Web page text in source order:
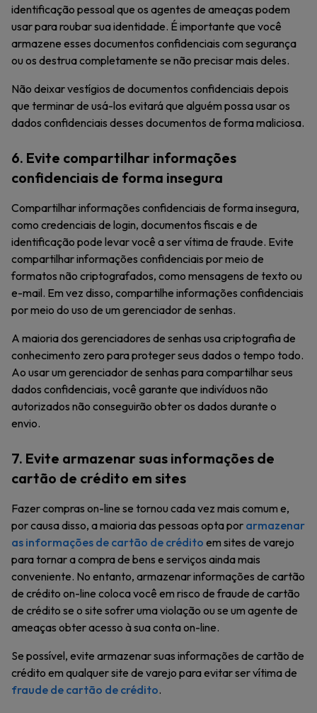
identificação pessoal que os agentes de ameaças podem
usar para roubar sua identidade. É importante que você
armazene esses documentos confidenciais com segurança
ou os destrua completamente se não precisar mais deles.
Não deixar vestígios de documentos confidenciais depois
que terminar de usá-los evitará que alguém possa usar os
dados confidenciais desses documentos de forma maliciosa.
6. Evite compartilhar informações
confidenciais de forma insegura
Compartilhar informações confidenciais de forma insegura,
como credenciais de login, documentos fiscais e de
identificação pode levar você a ser vítima de fraude. Evite
compartilhar informações confidenciais por meio de
formatos não criptografados, como mensagens de texto ou
e-mail. Em vez disso, compartilhe informações confidenciais
por meio do uso de um gerenciador de senhas.
A maioria dos gerenciadores de senhas usa criptografia de
conhecimento zero para proteger seus dados o tempo todo.
Ao usar um gerenciador de senhas para compartilhar seus
dados confidenciais, você garante que indivíduos não
autorizados não conseguirão obter os dados durante o
envio.
7. Evite armazenar suas informações de
cartão de crédito em sites
Fazer compras on-line se tornou cada vez mais comum e,
por causa disso, a maioria das pessoas opta por armazenar
as informações de cartão de crédito em sites de varejo
para tornar a compra de bens e serviços ainda mais
conveniente. No entanto, armazenar informações de cartão
de crédito on-line coloca você em risco de fraude de cartão
de crédito se o site sofrer uma violação ou se um agente de
ameaças obter acesso à sua conta on-line.
Se possível, evite armazenar suas informações de cartão de
crédito em qualquer site de varejo para evitar ser vítima de
fraude de cartão de crédito.